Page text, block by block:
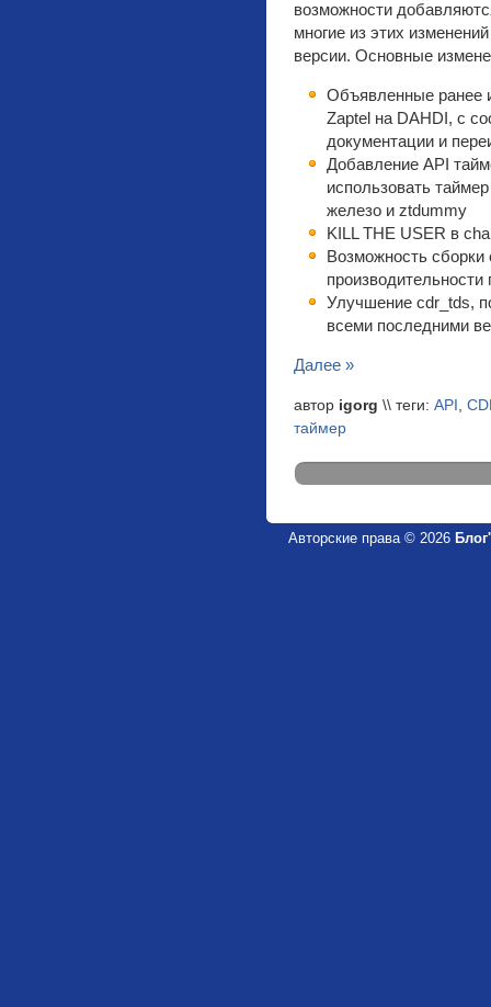
возможности
многие из этих
версии. Основные
Объявленные ранее
Zaptel на DAHDI, с
документации и
Добавление API
использовать
железо и ztdummy
KILL THE USER в
Возможность
Улучшение cdr_tds,
всеми последними
Далее »
автор igorg \\ теги: API ,
таймер
Авторские права © 2026